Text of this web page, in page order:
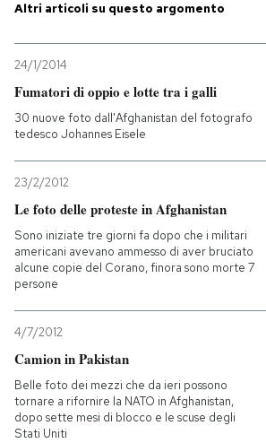
I MIEI PREFERITI
CALENDARIO
Entra
Altri articoli su questo argomento
24/1/2014
Fumatori di oppio e lotte tra i galli
30 nuove foto dall'Afghanistan del fotografo
tedesco Johannes Eisele
23/2/2012
Le foto delle proteste in Afghanistan
Sono iniziate tre giorni fa dopo che i militari
americani avevano ammesso di aver bruciato
alcune copie del Corano, finora sono morte 7
persone
4/7/2012
Camion in Pakistan
Belle foto dei mezzi che da ieri possono
tornare a rifornire la NATO in Afghanistan,
dopo sette mesi di blocco e le scuse degli
Stati Uniti